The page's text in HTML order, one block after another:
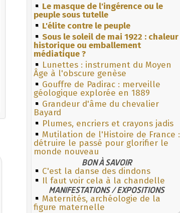
Le masque de l'ingérence ou le
peuple sous tutelle
L'élite contre le peuple
Sous le soleil de mai 1922 : chaleur
historique ou emballement
médiatique ?
Lunettes : instrument du Moyen
Âge à l'obscure genèse
Gouffre de Padirac : merveille
géologique explorée en 1889
Grandeur d'âme du chevalier
Bayard
Plumes, encriers et crayons jadis
Mutilation de l'Histoire de France :
détruire le passé pour glorifier le
monde nouveau
BON À SAVOIR
C'est la danse des dindons
Il faut voir cela à la chandelle
MANIFESTATIONS / EXPOSITIONS
Maternités, archéologie de la
figure maternelle